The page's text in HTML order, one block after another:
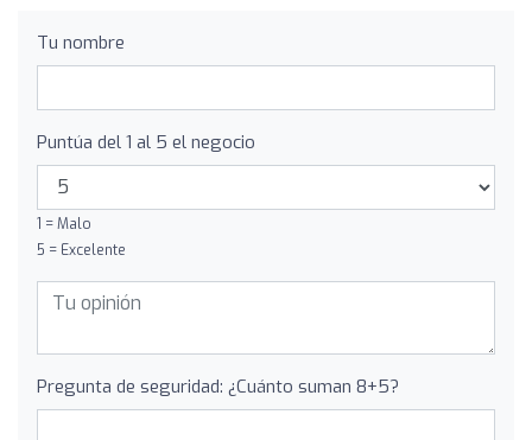
Tu nombre
Puntúa del 1 al 5 el negocio
1 = Malo
5 = Excelente
Pregunta de seguridad: ¿Cuánto suman 8+5?